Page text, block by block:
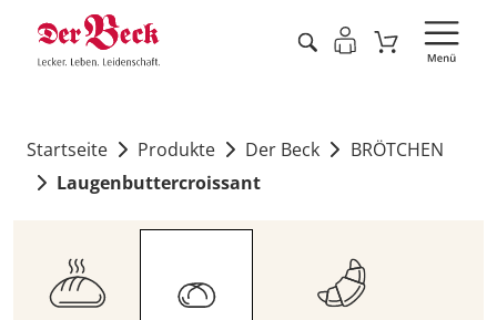
Startseite Produkte Der Beck
BRÖTCHEN
Laugenbuttercroissant